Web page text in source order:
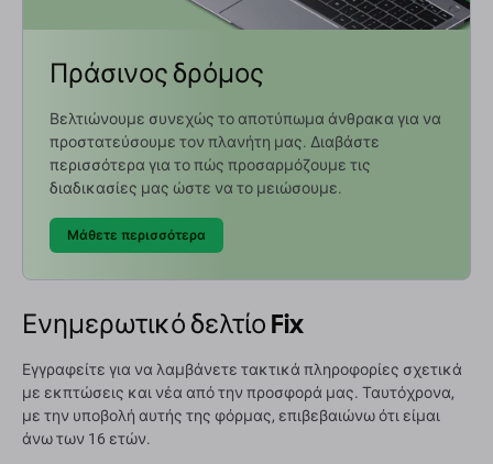
Πράσινος δρόμος
Βελτιώνουμε συνεχώς το αποτύπωμα άνθρακα για να
προστατεύσουμε τον πλανήτη μας. Διαβάστε
περισσότερα για το πώς προσαρμόζουμε τις
διαδικασίες μας ώστε να το μειώσουμε.
Μάθετε περισσότερα
Ενημερωτικό δελτίο Fix
Εγγραφείτε για να λαμβάνετε τακτικά πληροφορίες σχετικά
με εκπτώσεις και νέα από την προσφορά μας. Ταυτόχρονα,
με την υποβολή αυτής της φόρμας, επιβεβαιώνω ότι είμαι
άνω των 16 ετών.